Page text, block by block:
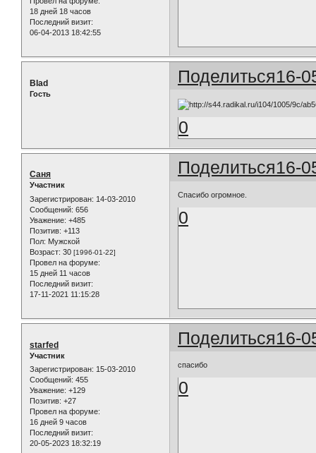
18 дней 18 часов
Последний визит:
06-04-2013 18:42:55
Поделиться16-
Blad
Гость
0
Поделиться16-
Саня
Участник
Зарегистрирован: 14-03-2010
Сообщений: 656
Уважение: +485
Позитив: +113
Пол: Мужской
Возраст: 30 [1996-01-22]
Провел на форуме:
15 дней 11 часов
Последний визит:
17-11-2021 11:15:28
Спасибо огромное.
0
Поделиться16-
starfed
Участник
Зарегистрирован: 15-03-2010
Сообщений: 455
Уважение: +129
Позитив: +27
Провел на форуме:
16 дней 9 часов
Последний визит:
20-05-2023 18:32:19
спасибо
0